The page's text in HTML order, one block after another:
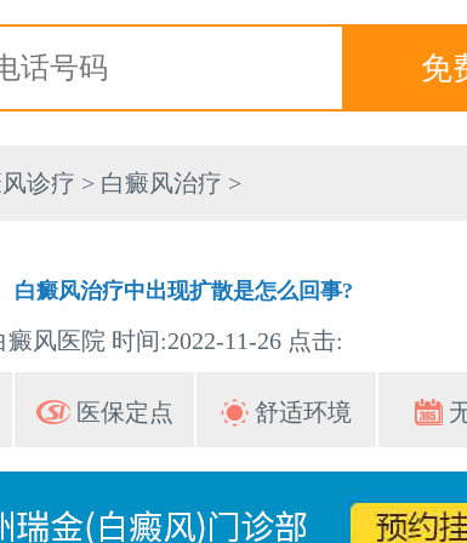
诊疗 > 白癜风治疗 >
白癜风治疗中出现扩散是怎么回事?
风医院 时间:2022-11-26 点击:
医保定点 舒适环境